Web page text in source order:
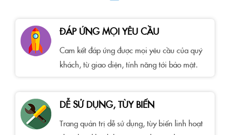
ĐÁP ỨNG MỌI YÊU CẦU
Cam kết đáp ứng được mọi yêu cầu của quý
khách, từ giao diện, tính năng tới bảo mật.
DỄ SỬ DỤNG, TÙY BIẾN
Trang quản trị dễ sử dụng, tùy biến linh hoạt